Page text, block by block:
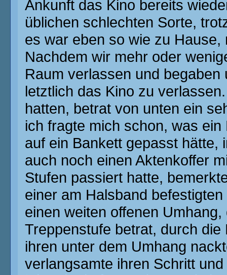
Ankunft das Kino bereits
üblichen schlechten Sorte,
es war eben so wie zu
Nachdem wir mehr oder
Raum verlassen und
letztlich das Kino zu
hatten, betrat von unten ein
ich fragte mich schon, was
auf ein Bankett gepasst hätte,
auch noch einen Aktenkoffer
Stufen passiert hatte,
einer am Halsband
einen weiten offenen
Treppenstufe betrat, durch
ihren unter dem Umhang
verlangsamte ihren Schritt